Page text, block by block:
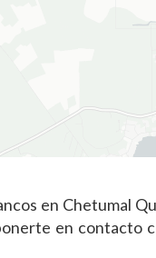
en Chetumal
en contacto